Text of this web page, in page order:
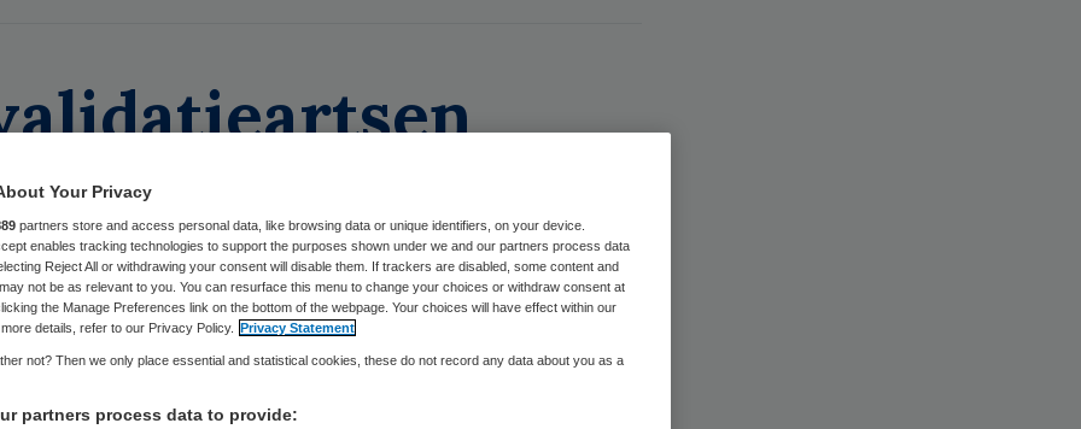
dat
Your Privacy
partners store and access personal data, like browsing data or unique identifiers, on your device.
enables tracking technologies to support the purposes shown under we and our partners process data
Reject All or withdrawing your consent will disable them. If trackers are disabled, some content and
not be as relevant to you. You can resurface this menu to change your choices or withdraw consent at
the Manage Preferences link on the bottom of the webpage. Your choices will have effect within our
details, refer to our Privacy Policy. Privacy Statement
not? Then we only place essential and statistical cookies, these do not record any data about you as a
partners process data to provide: